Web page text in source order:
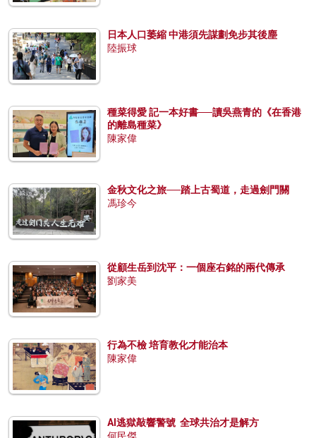
日本人口萎縮 中港須先謀劃免步其後塵
陸振球
種菜得愛 記一本好書──讀吳燕青的《在香港
的離島種菜》
陳家偉
金秋文化之旅──踏上古蜀道，走過劍門關
馮珍今
從顧生岳到沈平：一個座右銘的兩代傳承
劉家美
行為不檢 培育教化才能治本
陳家偉
AI逃獄敲響警號 全球共治才是解方